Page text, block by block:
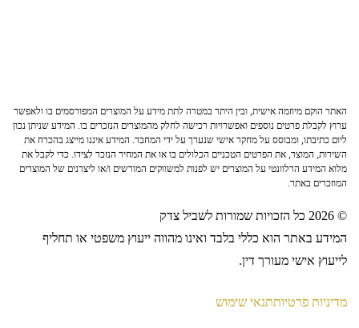
האתר הוקם מיוזמה אישית, ובין היתר במטרה לתת מידע על המוצרים המפורסמים בו ולאפשר
ערוץ לקבלת פרטים נוספים ואפשרויות רכישה לחלק מהמוצרים הנזכרים בו. המידע שניתן נכון
ליום כתיבתו, ומבוסס על מחקר אישי שנערך על ידי המחבר. המידע איננו מייצג בהכרח את
השירות, המוצר, את הפרטים הטכניים הכלולים בו או את המחיר הנזכר לצידו. כדי לקבל את
מלוא המידע הרלוונטי על המוצרים יש לפנות למשווקים המורשים ו/או ליצרנים של המוצרים
המוזכרים באתר.
© 2026 כל הזכויות שמורות לשביל צדק
המידע באתר הוא כללי בלבד ואינו מהווה ייעוץ משפטי או תחליף
לייעוץ אישי מעורך דין.
מדיניות פרטיותתנאי שימוש